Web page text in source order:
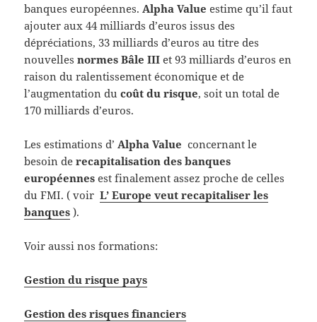
banques européennes.Alpha Value estime qu’il faut
ajouter aux 44 milliards d’euros issus des
dépréciations, 33 milliards d’euros au titre des
nouvellesnormes Bâle III et 93 milliards d’euros en
raison du ralentissement économique et de
l’augmentation ducoût du risque, soit un total de
170 milliards d’euros.
Les estimations d’Alpha Value concernant le
besoin derecapitalisation des banques
européennes est finalement assez proche de celles
du FMI. ( voirL’ Europe veut recapitaliser les
banques ).
Voir aussi nos formations:
Gestion du risque pays
Gestion des risques financiers